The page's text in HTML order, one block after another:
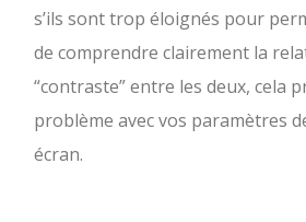
s’ils sont trop éloignés pour
de comprendre clairement la
“contraste” entre les deux, cela
problème avec vos paramètres
écran.